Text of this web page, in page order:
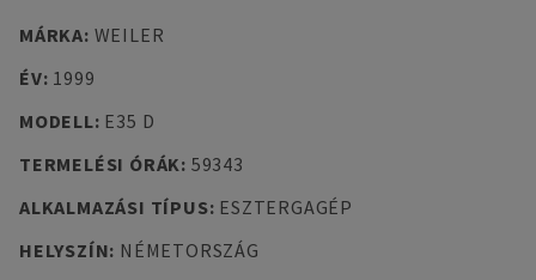
MÁRKA: WEILER
ÉV: 1999
MODELL: E35 D
TERMELÉSI ÓRÁK: 59343
ALKALMAZÁSI TÍPUS: ESZTERGAGÉP
HELYSZÍN: NÉMETORSZÁG